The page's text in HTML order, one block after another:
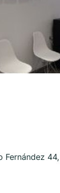
Fernández